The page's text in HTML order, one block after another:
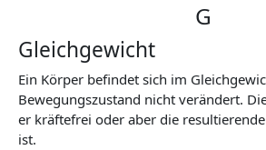
G
Gleichgewicht
Ein Körper befindet sich im
Bewegungszustand nicht verändert.
er kräftefrei oder aber die
ist.